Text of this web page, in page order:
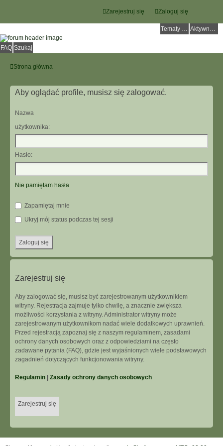
Zaloguj się
Zarejestruj się
Tematy bez odpowiedzi Aktywne tematy
FAQ Szukaj
Strona główna
Aby oglądać profile, musisz się zalogować.
Nazwa
użytkownika:
Hasło:
Nie pamiętam hasła
Zapamiętaj mnie
Ukryj mój status podczas tej sesji
Zarejestruj się
Aby zalogować się, musisz być zarejestrowanym użytkownikiem
witryny. Rejestracja zajmuje tylko chwilę, a znacznie zwiększa
możliwości korzystania z witryny. Administrator witryny może
zarejestrowanym użytkownikom nadać wiele dodatkowych uprawnień.
Przed rejestracją zapoznaj się z naszym regulaminem, zasadami
ochrony danych osobowych oraz z odpowiedziami na często
zadawane pytania (FAQ), gdzie jest wyjaśnionych wiele podstawowych
zagadnień dotyczących funkcjonowania witryny.
Regulamin Zasady ochrony danych osobowych
Zarejestruj się